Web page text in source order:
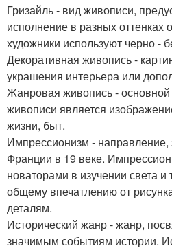
Гризайль - вид живописи,
исполнение в разных оттенках
художники используют черно -
Декоративная живопись -
украшения интерьера или
Жанровая живопись - основной
живописи является
жизни, быт.
Импрессионизм -
Франции в 19 веке.
новаторами в изучении света
общему впечатлению от
деталям.
Исторический жанр - жанр,
значимым событиям истории.